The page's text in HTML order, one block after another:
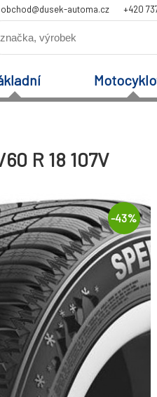
obchod@dusek-automa.cz +420
R 18 107V
-43%